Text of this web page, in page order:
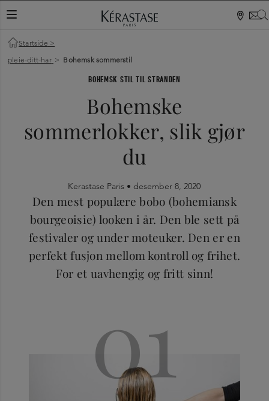
VEKSLINGSNAVIGASJON
Startside >
pleie-ditt-har > Bohemsk sommerstil
BOHEMSK STIL TIL STRANDEN
Bohemske
sommerlokker, slik gjør
du
Kerastase Paris • desember 8, 2020
Den mest populære bobo (bohemiansk
bourgeoisie) looken i år. Den ble sett på
festivaler og under moteuker. Den er en
perfekt fusjon mellom kontroll og frihet.
For et uavhengig og fritt sinn!
01